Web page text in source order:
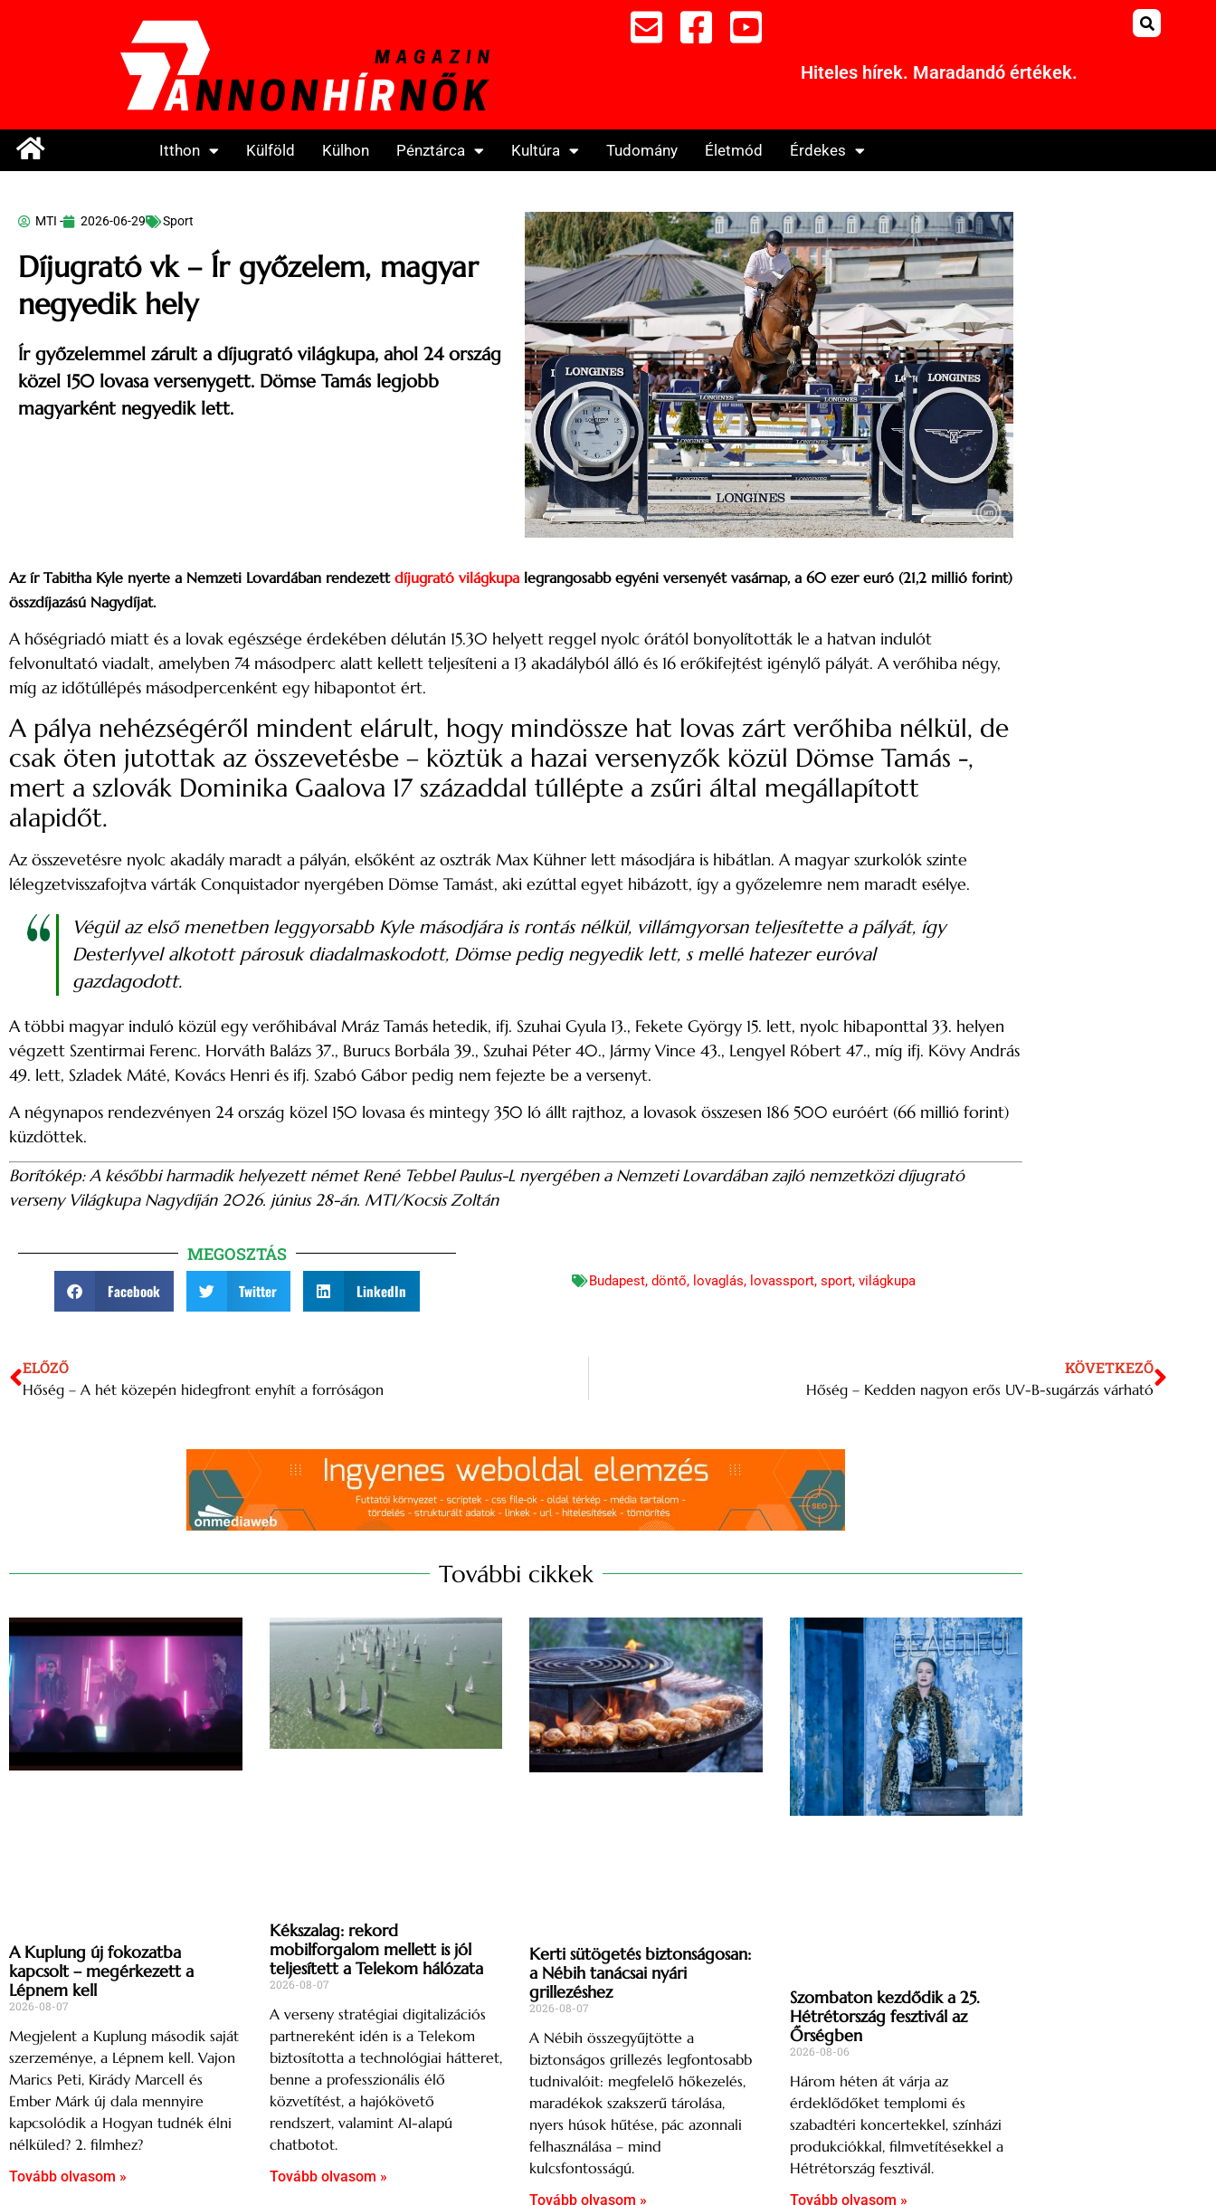
Hiteles hírek. Maradandó értékek.
Itthon Külföld Külhon Pénztárca Kultúra Tudomány Életmód Érdekes
MTI - 2026-06-29 Sport
Díjugrató vk – Ír győzelem, magyar
negyedik hely
Ír győzelemmel zárult a díjugrató világkupa, ahol 24 ország
közel 150 lovasa versenygett. Dömse Tamás legjobb
magyarként negyedik lett.
Az ír Tabitha Kyle nyerte a Nemzeti Lovardában rendezett díjugrató világkupa legrangosabb egyéni versenyét vasárnap, a 60 ezer euró (21,2 millió forint)
összdíjazású Nagydíjat.
A hőségriadó miatt és a lovak egészsége érdekében délután 15.30 helyett reggel nyolc órától bonyolították le a hatvan indulót
felvonultató viadalt, amelyben 74 másodperc alatt kellett teljesíteni a 13 akadályból álló és 16 erőkifejtést igénylő pályát. A verőhiba négy,
míg az időtúllépés másodpercenként egy hibapontot ért.
A pálya nehézségéről mindent elárult, hogy mindössze hat lovas zárt verőhiba nélkül, de
csak öten jutottak az összevetésbe – köztük a hazai versenyzők közül Dömse Tamás -,
mert a szlovák Dominika Gaalova 17 századdal túllépte a zsűri által megállapított
alapidőt.
Az összevetésre nyolc akadály maradt a pályán, elsőként az osztrák Max Kühner lett másodjára is hibátlan. A magyar szurkolók szinte
lélegzetvisszafojtva várták Conquistador nyergében Dömse Tamást, aki ezúttal egyet hibázott, így a győzelemre nem maradt esélye.
Végül az első menetben leggyorsabb Kyle másodjára is rontás nélkül, villámgyorsan teljesítette a pályát, így
Desterlyvel alkotott párosuk diadalmaskodott, Dömse pedig negyedik lett, s mellé hatezer euróval
gazdagodott.
A többi magyar induló közül egy verőhibával Mráz Tamás hetedik, ifj. Szuhai Gyula 13., Fekete György 15. lett, nyolc hibaponttal 33. helyen
végzett Szentirmai Ferenc. Horváth Balázs 37., Burucs Borbála 39., Szuhai Péter 40., Jármy Vince 43., Lengyel Róbert 47., míg ifj. Kövy András
49. lett, Szladek Máté, Kovács Henri és ifj. Szabó Gábor pedig nem fejezte be a versenyt.
A négynapos rendezvényen 24 ország közel 150 lovasa és mintegy 350 ló állt rajthoz, a lovasok összesen 186 500 euróért (66 millió forint)
küzdöttek.
Borítókép: A későbbi harmadik helyezett német René Tebbel Paulus-L nyergében a Nemzeti Lovardában zajló nemzetközi díjugrató
verseny Világkupa Nagydíján 2026. június 28-án. MTI/Kocsis Zoltán
MEGOSZTÁS
Facebook Twitter LinkedIn
Budapest, döntő, lovaglás, lovassport, sport, világkupa
ELŐZŐ
Hőség – A hét közepén hidegfront enyhít a forróságon
KÖVETKEZŐ
Hőség – Kedden nagyon erős UV-B-sugárzás várható
További cikkek
A Kuplung új fokozatba
kapcsolt – megérkezett a
Lépnem kell
2026-08-07
Megjelent a Kuplung második saját
szerzeménye, a Lépnem kell. Vajon
Marics Peti, Kirády Marcell és
Ember Márk új dala mennyire
kapcsolódik a Hogyan tudnék élni
nélküled? 2. filmhez?
Tovább olvasom »
Kékszalag: rekord
mobilforgalom mellett is jól
teljesített a Telekom hálózata
2026-08-07
A verseny stratégiai digitalizációs
partnereként idén is a Telekom
biztosította a technológiai hátteret,
benne a professzionális élő
közvetítést, a hajókövető
rendszert, valamint AI-alapú
chatbotot.
Tovább olvasom »
Kerti sütögetés biztonságosan:
a Nébih tanácsai nyári
grillezéshez
2026-08-07
A Nébih összegyűjtötte a
biztonságos grillezés legfontosabb
tudnivalóit: megfelelő hőkezelés,
maradékok szakszerű tárolása,
nyers húsok hűtése, pác azonnali
felhasználása – mind
kulcsfontosságú.
Tovább olvasom »
Szombaton kezdődik a 25.
Hétrétország fesztivál az
Őrségben
2026-08-06
Három héten át várja az
érdeklődőket templomi és
szabadtéri koncertekkel, színházi
produkciókkal, filmvetítésekkel a
Hétrétország fesztivál.
Tovább olvasom »